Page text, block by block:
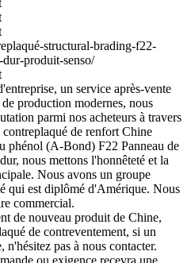
un service après-vente
production modernes, nous
parmi nos acheteurs à travers
de renfort Chine
phénol (A-Bond) F22 Panneau de
nous mettons l'honnêteté et la
Nous avons un groupe
qui est diplômé d'Amérique. Nous
commercial.
de nouveau produit de Chine,
de contreventement, si un
pas à nous contacter.